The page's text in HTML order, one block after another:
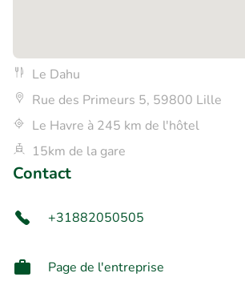
Le Dahu
Rue des Primeurs 5, 59800 Lille
Le Havre à 245 km de l'hôtel
15km de la gare
Contact
+31882050505
Page de l'entreprise